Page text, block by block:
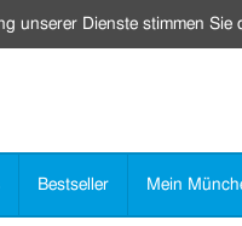
Bestseller Mein
unserer Dienste stimmen Sie